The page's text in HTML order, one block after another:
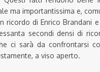
ma importantissima e,
ricordo di Enrico Brandani
secondi densi di
ci sarà da confrontarsi
a viso aperto.